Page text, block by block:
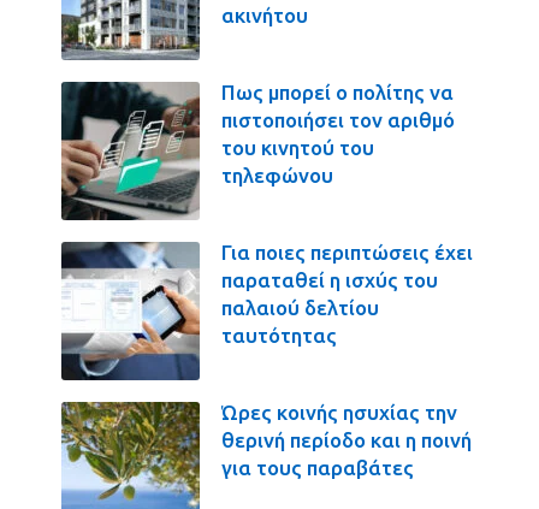
ακινήτου
Πως μπορεί ο πολίτης να
πιστοποιήσει τον αριθμό
του κινητού του
τηλεφώνου
Για ποιες περιπτώσεις έχει
παραταθεί η ισχύς του
παλαιού δελτίου
ταυτότητας
Ώρες κοινής ησυχίας την
θερινή περίοδο και η ποινή
για τους παραβάτες